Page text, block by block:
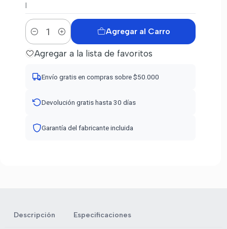
|
Cantidad
Agregar al Carro
Agregar a la lista de favoritos
Envío gratis en compras sobre $50.000
Devolución gratis hasta 30 días
Garantía del fabricante incluida
Descripción Especificaciones